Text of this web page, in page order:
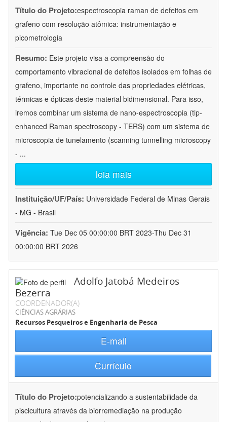
Título do Projeto:espectroscopia raman de defeitos em
grafeno com resolução atômica: instrumentação e
picometrologia
Resumo: Este projeto visa a compreensão do
comportamento vibracional de defeitos isolados em folhas de
grafeno, importante no controle das propriedades elétricas,
térmicas e ópticas deste material bidimensional. Para isso,
iremos combinar um sistema de nano-espectroscopia (tip-
enhanced Raman spectroscopy - TERS) com um sistema de
microscopia de tunelamento (scanning tunnelling microscopy
- ...
leia mais
Instituição/UF/País: Universidade Federal de Minas Gerais
- MG - Brasil
Vigência: Tue Dec 05 00:00:00 BRT 2023-Thu Dec 31
00:00:00 BRT 2026
Adolfo Jatobá Medeiros
Bezerra
COORDENADOR(A)
CIÊNCIAS AGRÁRIAS
Recursos Pesqueiros e Engenharia de Pesca
E-mail
Currículo
Título do Projeto:potencializando a sustentabilidade da
piscicultura através da biorremediação na produção